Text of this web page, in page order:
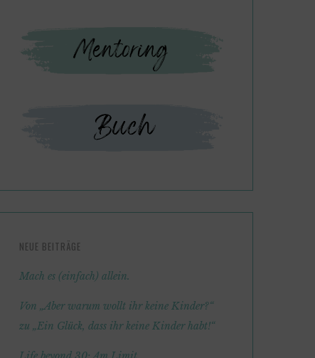
NEUE BEITRÄGE
Mach es (einfach) allein.
Von „Aber warum wollt ihr keine Kinder?“
zu „Ein Glück, dass ihr keine Kinder habt!“